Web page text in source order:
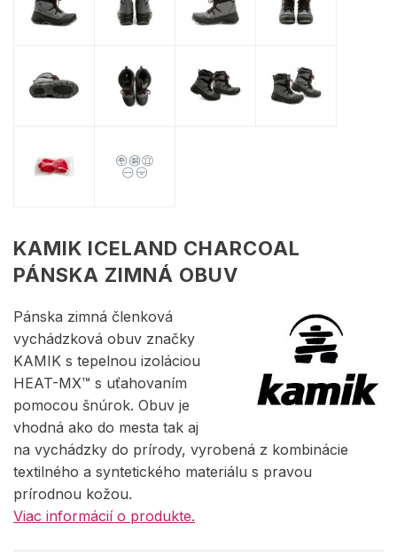
KAMIK ICELAND CHARCOAL
PÁNSKA ZIMNÁ OBUV
Pánska zimná členková
vychádzková obuv značky
KAMIK s tepelnou izoláciou
HEAT-MX™ s uťahovaním
pomocou šnúrok. Obuv je
vhodná ako do mesta tak aj
na vychádzky do prírody, vyrobená z kombinácie
textilného a syntetického materiálu s pravou
prírodnou kožou.
Viac informácií o produkte.